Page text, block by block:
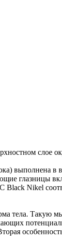
слое
выполнена в
глазницы
Nikel
тела. Такую